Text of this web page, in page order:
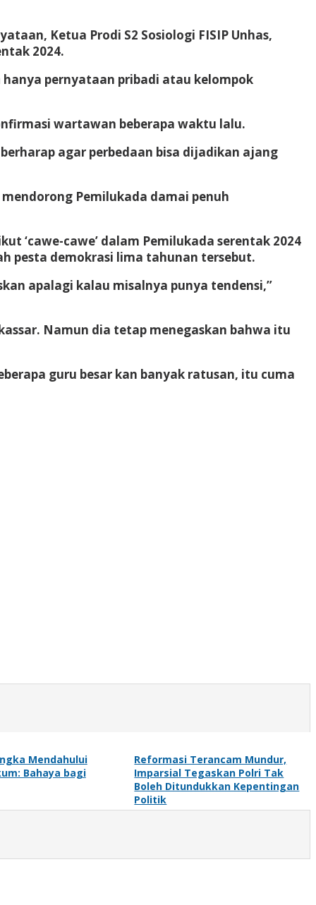
Ketua Prodi S2 Sosiologi FISIP Unhas,
2024.
pernyataan pribadi atau kelompok
wartawan beberapa waktu lalu.
agar perbedaan bisa dijadikan ajang
Pemilukada damai penuh
‘cawe-cawe’ dalam Pemilukada serentak 2024
pesta demokrasi lima tahunan tersebut.
apalagi kalau misalnya punya tendensi,”
Namun dia tetap menegaskan bahwa itu
guru besar kan banyak ratusan, itu cuma
Mendahului
Bahaya bagi
Reformasi Terancam Mundur,
Imparsial Tegaskan Polri Tak
Boleh Ditundukkan Kepentingan
Politik